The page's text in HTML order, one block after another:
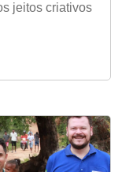
jeitos criativos